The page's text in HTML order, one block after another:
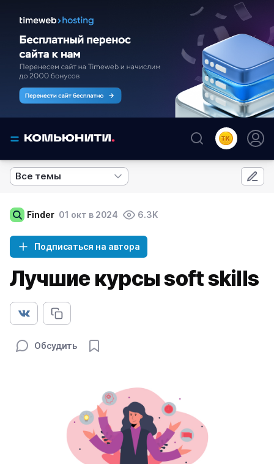
Все темы
Finder 01 окт в 2024 6.3K
Подписаться на автора
Лучшие курсы soft skills
Обсудить